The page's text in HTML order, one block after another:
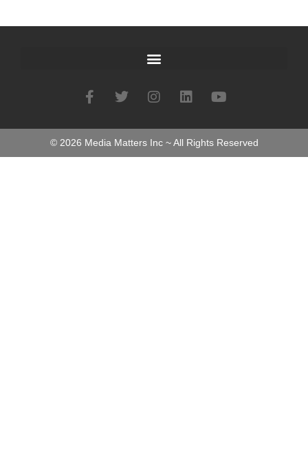
© 2026 Media Matters Inc ~ All Rights Reserved